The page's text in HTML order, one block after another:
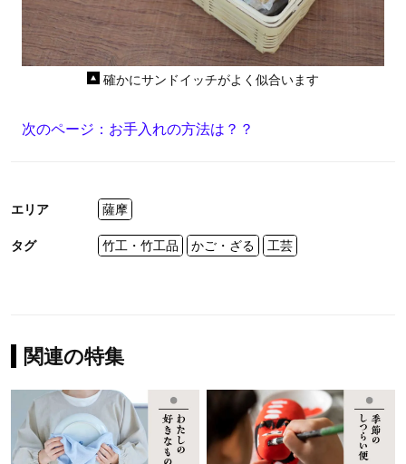
確かにサンドイッチがよく似合います
次のページ：お手入れの方法は？ ？
エリア 薩摩
タグ 竹工・竹工品 かご・ざる 工芸
関連の特集